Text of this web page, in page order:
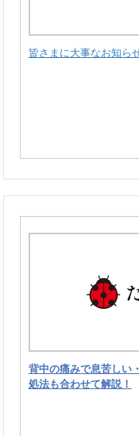
皆さまに大事なお知ら
背中の痛みで息苦しい
処法も合わせて解説！